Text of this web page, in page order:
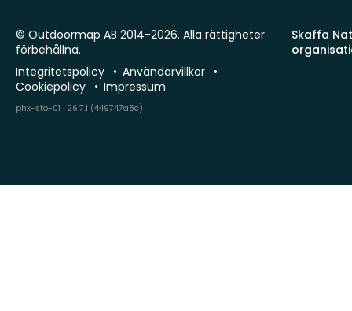
Skaffa
© Outdoormap AB 2014-2026. Alla rättigheter
förbehållna.
Integritetspolicy
Användarvillkor
Cookiepolicy
Impressum
phx-sto-01 · 26.7.1 (449747a8c)